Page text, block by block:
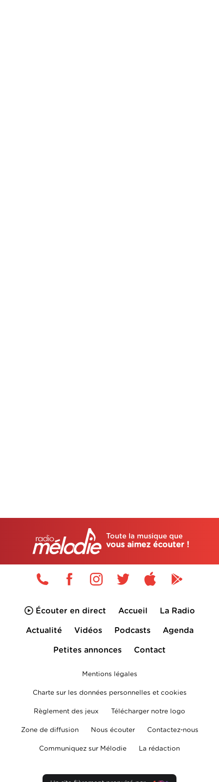
Toute la musique que
vous aimez écouter !
Écouter en direct Accueil La Radio
Actualité Vidéos Podcasts Agenda
Petites annonces Contact
Mentions légales
Charte sur les données personnelles et cookies
Règlement des jeux Télécharger notre logo
Zone de diffusion Nous écouter Contactez-nous
Communiquez sur Mélodie La rédaction